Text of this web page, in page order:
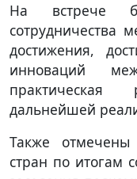
На встрече
сотрудничества
достижения,
инноваций
дальнейшей
Также
стран по итогам